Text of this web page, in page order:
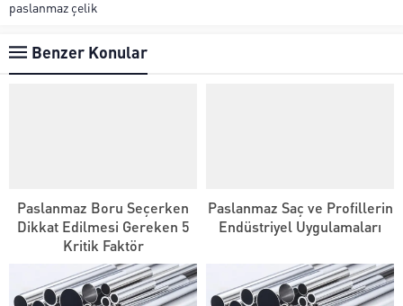
paslanmaz çelik
Benzer Konular
Paslanmaz Boru Seçerken
Dikkat Edilmesi Gereken 5
Kritik Faktör
Paslanmaz Saç ve Profillerin
Endüstriyel Uygulamaları